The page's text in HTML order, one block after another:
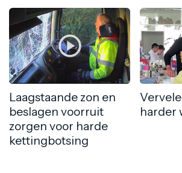
Laagstaande zon en
beslagen voorruit
zorgen voor harde
kettingbotsing
harder